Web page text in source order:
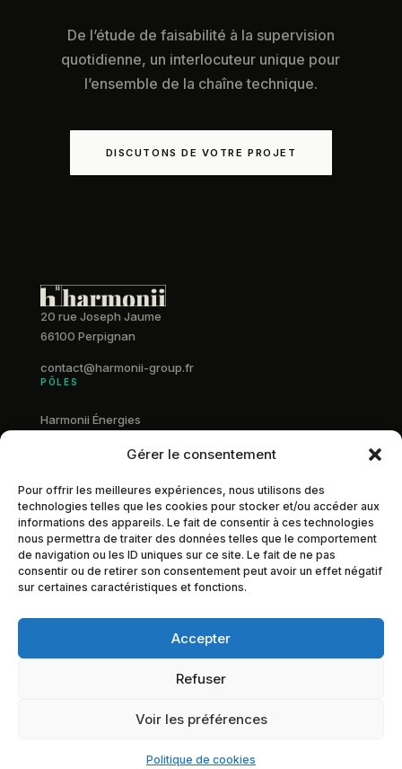
Gérer le consentement
Pour offrir les meilleures expériences, nous utilisons des
technologies telles que les cookies pour stocker et/ou accéder aux
informations des appareils. Le fait de consentir à ces technologies
nous permettra de traiter des données telles que le comportement
de navigation ou les ID uniques sur ce site. Le fait de ne pas
consentir ou de retirer son consentement peut avoir un effet négatif
sur certaines caractéristiques et fonctions.
Accepter
Refuser
Voir les préférences
Politique de cookies
De l’étude de faisabilité à la supervision
quotidienne, un interlocuteur unique pour
l’ensemble de la chaîne technique.
DISCUTONS DE VOTRE PROJET
20 rue Joseph Jaume
66100 Perpignan
contact@harmonii-group.fr
PÔLES
Harmonii Énergies
Harmonii Automatisme
GROUPE
À propos
Contact
LIENS
Baptiste Marclay